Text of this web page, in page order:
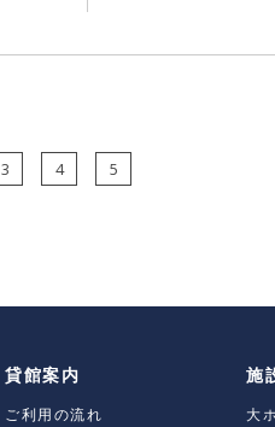
3 4 5
貸館案内
ご利用の流れ
施
大